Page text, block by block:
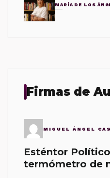
MARÍA DE LOS
Firmas de
MIGUEL ÁNGEL
Esténtor
termómetro de